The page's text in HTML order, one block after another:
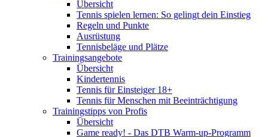
Übersicht
Tennis spielen lernen: So gelingt dein Einstieg
Regeln und Punkte
Ausrüstung
Tennisbeläge und Plätze
Trainingsangebote
Übersicht
Kindertennis
Tennis für Einsteiger 18+
Tennis für Menschen mit Beeinträchtigung
Trainingstipps von Profis
Übersicht
Game ready! - Das DTB Warm-up-Programm